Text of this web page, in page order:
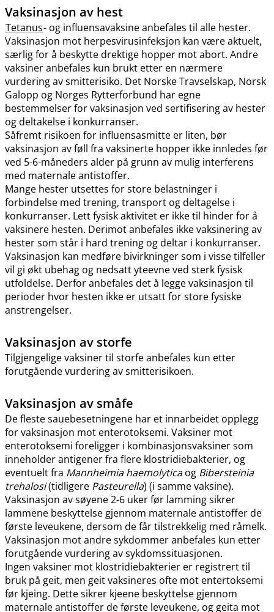
Vaksinasjon av hest
Tetanus- og influensavaksine anbefales til alle hester.
Vaksinasjon mot herpesvirusinfeksjon kan være aktuelt,
særlig for å beskytte drektige hopper mot abort. Andre
vaksiner anbefales kun brukt etter en nærmere
vurdering av smitterisiko. Det Norske Travselskap, Norsk
Galopp og Norges Rytterforbund har egne
bestemmelser for vaksinasjon ved sertifisering av hester
og deltakelse i konkurranser.
Såfremt risikoen for influensasmitte er liten, bør
vaksinasjon av føll fra vaksinerte hopper ikke innledes før
ved 5-6-måneders alder på grunn av mulig interferens
med maternale antistoffer.
Mange hester utsettes for store belastninger i
forbindelse med trening, transport og deltagelse i
konkurranser. Lett fysisk aktivitet er ikke til hinder for å
vaksinere hesten. Derimot anbefales ikke vaksinering av
hester som står i hard trening og deltar i konkurranser.
Vaksinasjon kan medføre bivirkninger som i visse tilfeller
vil gi økt ubehag og nedsatt yteevne ved sterk fysisk
utfoldelse. Derfor anbefales det å legge vaksinasjon til
perioder hvor hesten ikke er utsatt for store fysiske
anstrengelser.
Vaksinasjon av storfe
Tilgjengelige vaksiner til storfe anbefales kun etter
forutgående vurdering av smitterisikoen.
Vaksinasjon av småfe
De fleste sauebesetningene har et innarbeidet opplegg
for vaksinasjon mot enterotoksemi. Vaksiner mot
enterotoksemi foreligger i kombinasjonsvaksiner som
inneholder antigener fra flere klostridiebakterier, og
eventuelt fra Mannheimia haemolyticaog Bibersteinia
trehalosi(tidligere Pasteurella) (i samme vaksine).
Vaksinasjon av søyene 2-6 uker før lamming sikrer
lammene beskyttelse gjennom maternale antistoffer de
første leveukene, dersom de får tilstrekkelig med råmelk.
Vaksinasjon mot andre sykdommer anbefales kun etter
forutgående vurdering av sykdomssituasjonen.
Ingen vaksiner mot klostridiebakterier er registrert til
bruk på geit, men geit vaksineres ofte mot entertoksemi
før kjeing. Dette sikrer kjeene beskyttelse gjennom
maternale antistoffer de første leveukene, og geita mot